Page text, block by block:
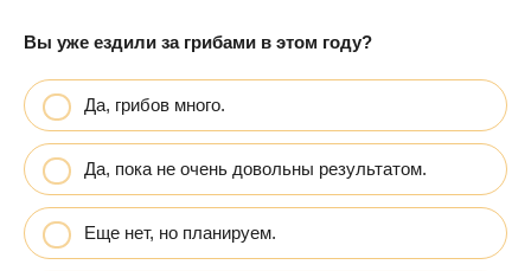
Вы уже ездили за грибами в этом году?
Да, грибов много.
Да, пока не очень довольны результатом.
Еще нет, но планируем.